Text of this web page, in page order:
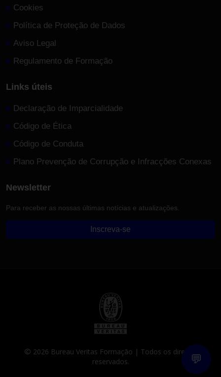
Cookies
Política de Proteção de Dados
Aviso Legal
Regulamento de Formação
Links úteis
Declaração de Imparcialidade
Código de Ética
Código de Conduta
Plano Prevenção de Corrupção e Infracções Conexas
Newsletter
Para receber as nossas últimas notícias e atualizações.
Inscreva-se
2026 Bureau Veritas Formação | Todos os direitos
reservados.
💬